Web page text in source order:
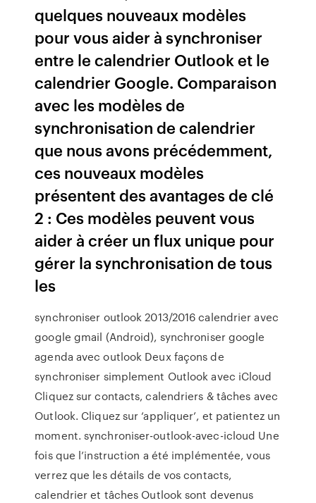
quelques nouveaux modèles
pour vous aider à synchroniser
entre le calendrier Outlook et le
calendrier Google. Comparaison
avec les modèles de
synchronisation de calendrier
que nous avons précédemment,
ces nouveaux modèles
présentent des avantages de clé
2 : Ces modèles peuvent vous
aider à créer un flux unique pour
gérer la synchronisation de tous
les
synchroniser outlook 2013/2016 calendrier avec
google gmail (Android), synchroniser google
agenda avec outlook Deux façons de
synchroniser simplement Outlook avec iCloud
Cliquez sur contacts, calendriers & tâches avec
Outlook. Cliquez sur ‘appliquer’, et patientez un
moment. synchroniser-outlook-avec-icloud Une
fois que l’instruction a été implémentée, vous
verrez que les détails de vos contacts,
calendrier et tâches Outlook sont devenus